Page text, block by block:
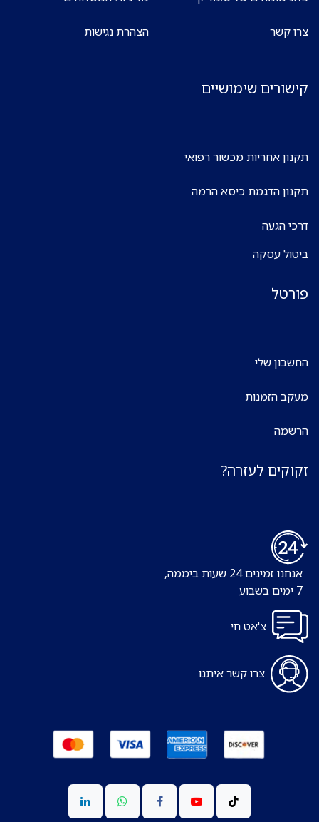
צרו קשר הצהרת נגישות
קישורים שימושיים
תקנון אחריות מכשור רפואי
תקנון הדגמת כיסא הרמה
דרכי הגעה
ביטול עסקה
פורטל
החשבון שלי
מעקב הזמנות
הרשמה
זקוקים לעזרה?
אנחנו זמינים 24 שעות ביממה,
צ'אט חי
צרו קשר איתנו